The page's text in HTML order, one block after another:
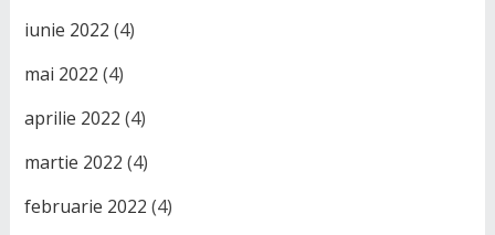
iunie 2022 (4)
mai 2022 (4)
aprilie 2022 (4)
martie 2022 (4)
februarie 2022 (4)